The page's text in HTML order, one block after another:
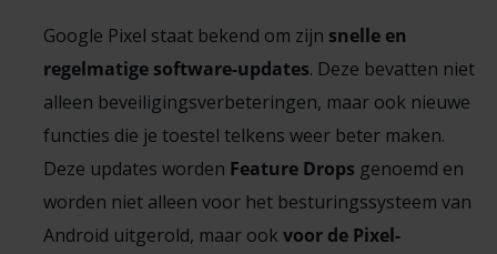
Google Pixel staat bekend om zijn snelle en
regelmatige software-updates. Deze bevatten niet
alleen beveiligingsverbeteringen, maar ook nieuwe
functies die je toestel telkens weer beter maken.
Deze updates worden Feature Drops genoemd en
worden niet alleen voor het besturingssysteem van
Android uitgerold, maar ook voor de Pixel-